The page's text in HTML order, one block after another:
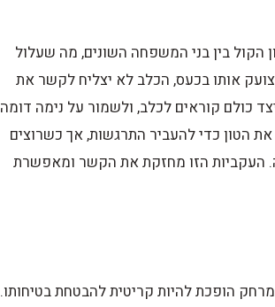
הקול בין בני המשפחה השונים, מה שעלול
אותו בכעס, הכלב לא יצליח לקשר את
כולם קוראים לכלב, ולשמור על נימה דומה
הטון כדי להעביר התרגשות, אך כשרוצים
העקביות הזו מחזקת את הקשר ומאפשרת
הופכת להיות קריטית להבטחת בטיחותו.